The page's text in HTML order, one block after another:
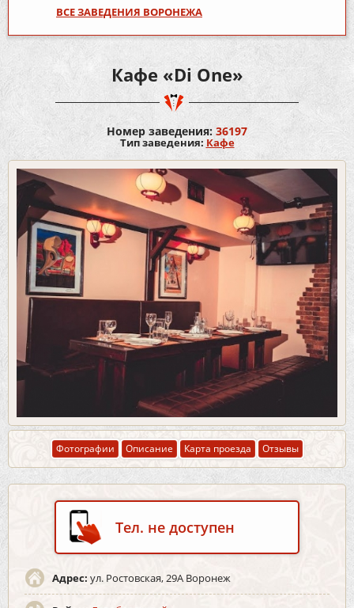
ВСЕ ЗАВЕДЕНИЯ ВОРОНЕЖА
Кафе «Di One»
Номер заведения: 36197
Тип заведения: Кафе
Фотографии Описание Карта проезда Отзывы
Тел. не доступен
Адрес: ул. Ростовская, 29А Воронеж